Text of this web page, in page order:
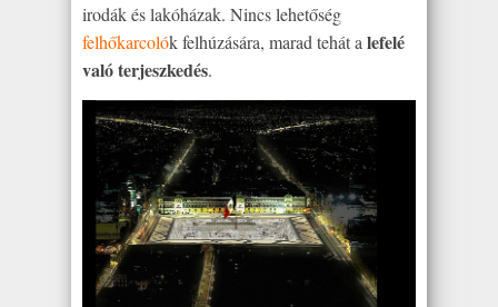
irodák és lakóházak. Nincs lehetőség
felhőkarcolók felhúzására, marad tehát a lefelé
való terjeszkedés.